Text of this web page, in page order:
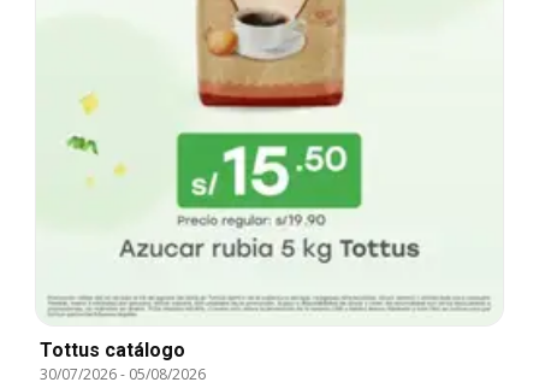
Tottus catálogo
30/07/2026- 05/08/2026